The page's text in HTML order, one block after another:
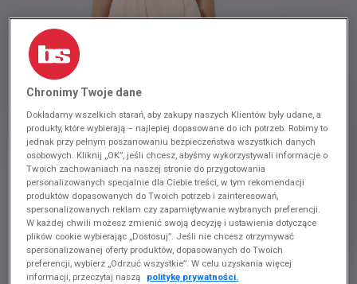
Chronimy Twoje dane
Dokładamy wszelkich starań, aby zakupy naszych Klientów były udane, a
produkty, które wybierają – najlepiej dopasowane do ich potrzeb. Robimy to
jednak przy pełnym poszanowaniu bezpieczeństwa wszystkich danych
osobowych. Kliknij „OK”, jeśli chcesz, abyśmy wykorzystywali informacje o
Twoich zachowaniach na naszej stronie do przygotowania
personalizowanych specjalnie dla Ciebie treści, w tym rekomendacji
produktów dopasowanych do Twoich potrzeb i zainteresowań,
spersonalizowanych reklam czy zapamiętywanie wybranych preferencji.
W każdej chwili możesz zmienić swoją decyzję i ustawienia dotyczące
plików cookie wybierając „Dostosuj”. Jeśli nie chcesz otrzymywać
spersonalizowanej oferty produktów, dopasowanych do Twoich
preferencji, wybierz „Odrzuć wszystkie”. W celu uzyskania więcej
informacji, przeczytaj naszą
politykę prywatności.